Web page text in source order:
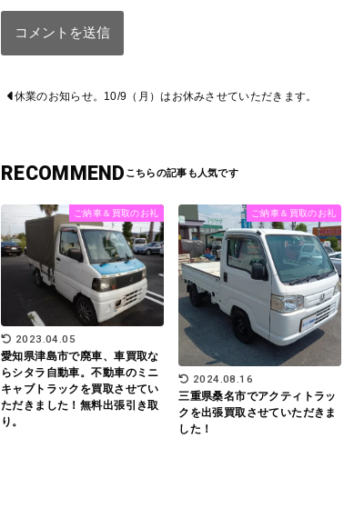
休業のお知らせ。10/9（月）はお休みさせていただきます。
RECOMMEND
ご納車＆買取のお礼
2023.04.05
愛知県津島市で廃車、車買取な
らシタラ自動車。不動車のミニ
キャブトラックを買取させてい
ただきました！無料出張引き取
り。
ご納車＆買取のお礼
2024.08.16
三重県桑名市でアクティトラッ
クを出張買取させていただきま
した！